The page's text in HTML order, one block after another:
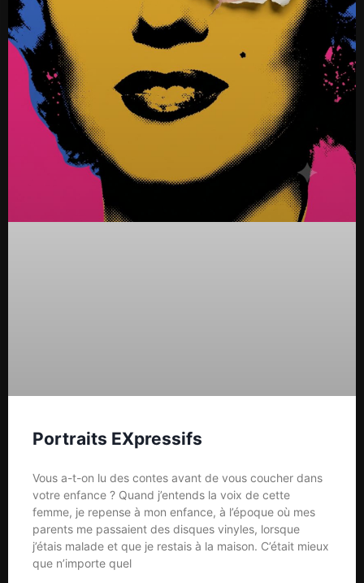
Portraits EXpressifs
Vous a-t-on lu des contes avant de vous coucher dans
votre enfance ? Quand j’entends la voix de cette
femme, je repense à mon enfance, à l’époque où mes
parents me passaient des disques vinyles, lorsque
j’étais malade et que je restais à la maison. C’était mieux
que n’importe quel